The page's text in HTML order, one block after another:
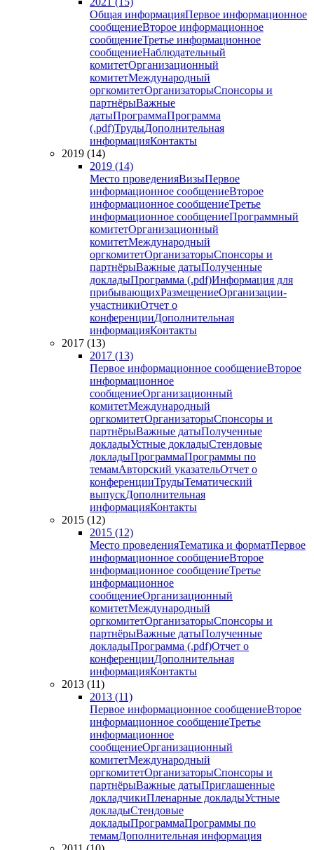
Общая информацияПервое информационное
сообщениеВторое информационное
сообщениеТретье информационное
сообщениеНаблюдательный
комитетОрганизационный
комитетМеждународный
оргкомитетОрганизаторыСпонсоры и
партнёрыВажные
датыПрограммаПрограмма
(.pdf)ТрудыДополнительная
информацияКонтакты
2019 (14)
2019 (14)
Место проведенияВизыПервое
информационное сообщениеВторое
информационное сообщениеТретье
информационное сообщениеПрограммный
комитетОрганизационный
комитетМеждународный
оргкомитетОрганизаторыСпонсоры и
партнёрыВажные датыПолученные
докладыПрограмма (.pdf)Информация для
прибывающихРазмещениеОрганизации-
участникиОтчет о
конференцииДополнительная
информацияКонтакты
2017 (13)
2017 (13)
Первое информационное сообщениеВторое
информационное
сообщениеОрганизационный
комитетМеждународный
оргкомитетОрганизаторыСпонсоры и
партнёрыВажные датыПолученные
докладыУстные докладыСтендовые
докладыПрограммаПрограммы по
темамАвторский указательОтчет о
конференцииТрудыТематический
выпускДополнительная
информацияКонтакты
2015 (12)
2015 (12)
Место проведенияТематика и форматПервое
информационное сообщениеВторое
информационное сообщениеТретье
информационное
сообщениеОрганизационный
комитетМеждународный
оргкомитетОрганизаторыСпонсоры и
партнёрыВажные датыПолученные
докладыПрограмма (.pdf)Отчет о
конференцииДополнительная
информацияКонтакты
2013 (11)
2013 (11)
Первое информационное сообщениеВторое
информационное сообщениеТретье
информационное
сообщениеОрганизационный
комитетМеждународный
оргкомитетОрганизаторыСпонсоры и
партнёрыВажные датыПриглашенные
докладчикиПленарные докладыУстные
докладыСтендовые
докладыПрограммаПрограммы по
темамДополнительная информация